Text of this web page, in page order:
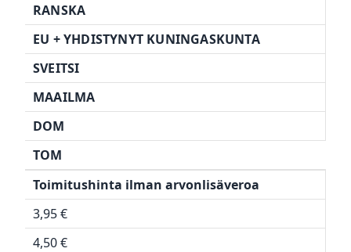
RANSKA
EU + YHDISTYNYT KUNINGASKUNTA
SVEITSI
MAAILMA
DOM
TOM
Toimitushinta ilman arvonlisäveroa
3,95 €
4,50 €